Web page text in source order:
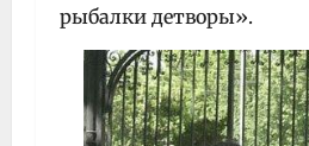
рыбалки детворы».